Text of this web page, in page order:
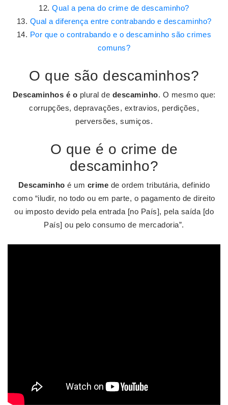
Qual a pena do crime de descaminho?
Qual a diferença entre contrabando e descaminho?
Por que o contrabando e o descaminho são crimes
comuns?
O que são descaminhos?
Descaminhos é o plural de descaminho. O mesmo que:
corrupções, depravações, extravios, perdições,
perversões, sumiços.
O que é o crime de
descaminho?
Descaminho é um crime de ordem tributária, definido
como “iludir, no todo ou em parte, o pagamento de direito
ou imposto devido pela entrada [no País], pela saída [do
País] ou pelo consumo de mercadoria”.